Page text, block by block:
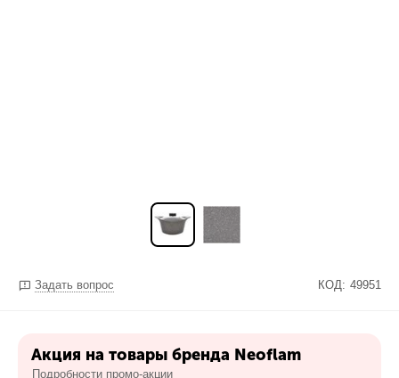
Задать вопрос КОД: 49951
Акция на товары бренда Neoflam
Подробности промо-акции